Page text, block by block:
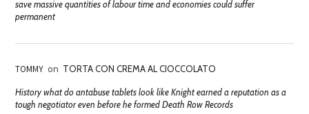
save massive quantities of labour time and economies could suffer
permanent
TOMMY on TORTA CON CREMA AL CIOCCOLATO
History what do antabuse tablets look like Knight earned a reputation as a
tough negotiator even before he formed Death Row Records